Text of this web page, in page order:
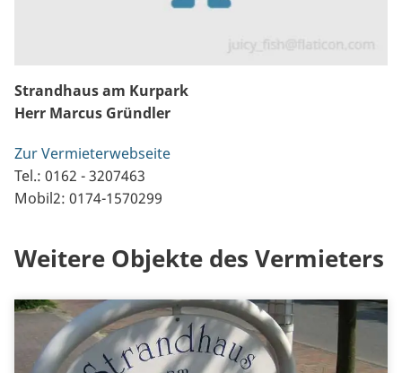
Strandhaus am Kurpark
Herr Marcus Gründler
Zur Vermieterwebseite
Tel.: 0162 - 3207463
Mobil2: 0174-1570299
Weitere Objekte des Vermieters